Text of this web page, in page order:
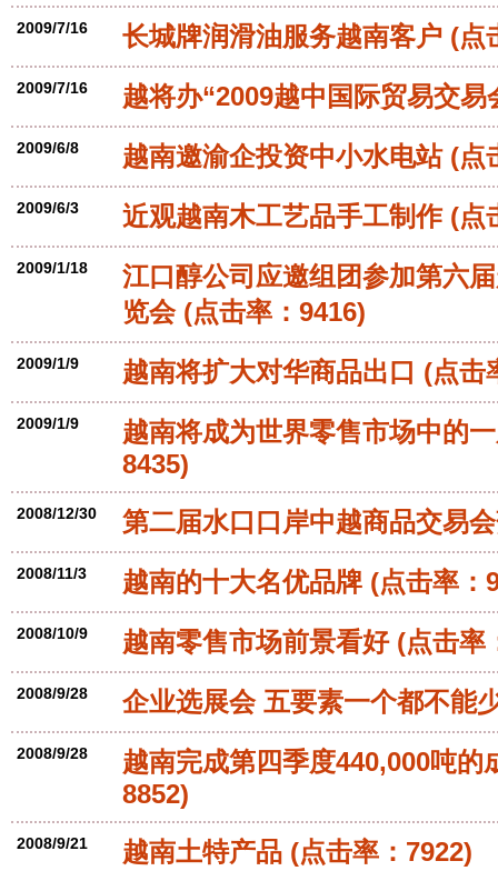
2009/7/16 长城牌润滑油服务越南客户 (点
2009/7/16 越将办“2009越中国际贸易交易
2009/6/8 越南邀渝企投资中小水电站(点
2009/6/3 近观越南木工艺品手工制作(点
2009/1/18
江口醇公司应邀组团参加第六
览会(点击率：9416)
2009/1/9 越南将扩大对华商品出口 (点击
2009/1/9
越南将成为世界零售市场中的
8435)
2008/12/30 第二届水口口岸中越商品交易
2008/11/3 越南的十大名优品牌 (点击率：
2008/10/9 越南零售市场前景看好(点击率
2008/9/28 企业选展会 五要素一个都不能
2008/9/28
越南完成第四季度440,000吨的
8852)
2008/9/21 越南土特产品 (点击率：7922)